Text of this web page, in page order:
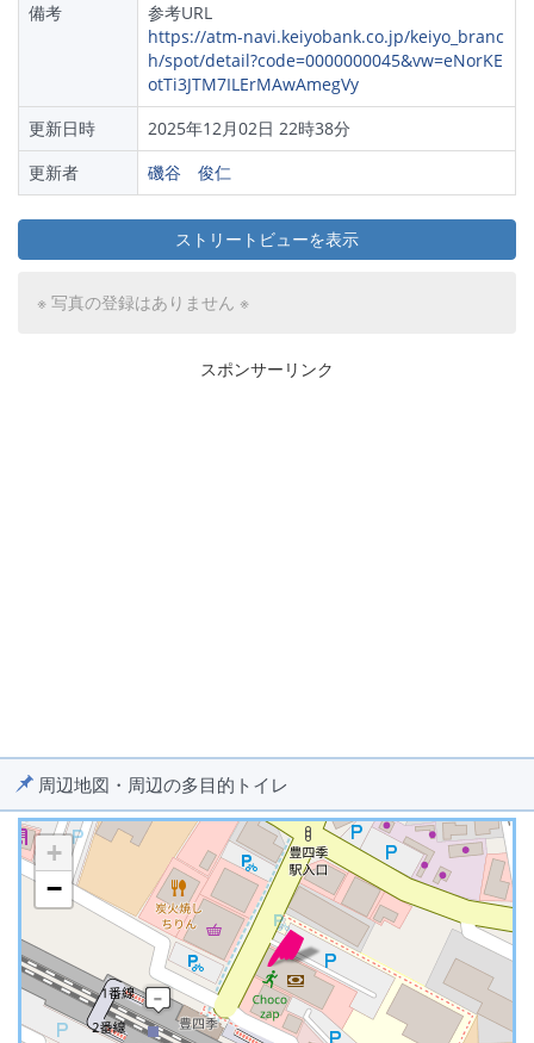
備考
参考URL
https://atm-navi.keiyobank.co.jp/keiyo_branc
h/spot/detail?code=0000000045&vw=eNorKE
otTi3JTM7ILErMAwAmegVy
更新日時
2025年12月02日 22時38分
更新者
磯谷 俊仁
ストリートビューを表示
※ 写真の登録はありません ※
スポンサーリンク
周辺地図・周辺の多目的トイレ
※ マップを検索、表示中です ※
+
−